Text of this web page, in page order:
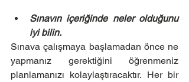
Sınavın içeriğinde neler olduğunu
iyi bilin.
Sınava çalışmaya başlamadan önce ne
yapmanız gerektiğini öğrenmeniz
planlamanızı kolaylaştıracaktır. Her bir